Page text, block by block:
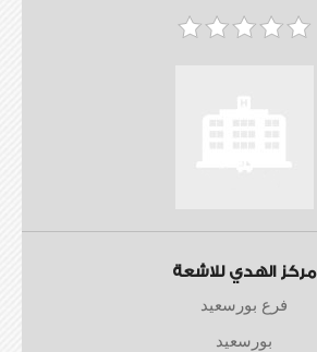
مركز الهدي للاشعة
فرع بورسعيد
بورسعيد